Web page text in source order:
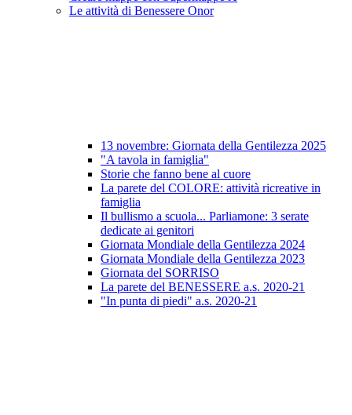
Le attività di Benessere Onor
13 novembre: Giornata della Gentilezza 2025
"A tavola in famiglia"
Storie che fanno bene al cuore
La parete del COLORE: attività ricreative in
famiglia
Il bullismo a scuola... Parliamone: 3 serate
dedicate ai genitori
Giornata Mondiale della Gentilezza 2024
Giornata Mondiale della Gentilezza 2023
Giornata del SORRISO
La parete del BENESSERE a.s. 2020-21
"In punta di piedi" a.s. 2020-21